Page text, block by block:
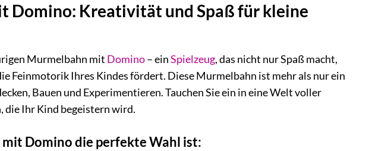
Domino: Kreativität und Spaß für kleine
Murmelbahn mit Domino– einSpielzeug, das nicht nur Spaß macht,
Feinmotorik Ihres Kindes fördert. Diese Murmelbahn ist mehr als nur ein
Bauen und Experimentieren. Tauchen Sie ein in eine Welt voller
die Ihr Kind begeistern wird.
Domino die perfekte Wahl ist: